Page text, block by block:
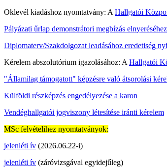
Oklevél kiadáshoz nyomtatvány: A Hallgatói
Pályázati űrlap demonstrátori megbízás elnyeréséhez
Diplomaterv/Szakdolgozat leadásához eredetiség
Kérelem abszolutórium igazolásához: A Hallgatói
"Államilag támogatott" képzésre való átsorolási
Külföldi részképzés engedélyezése a karon
Vendéghallgatói jogviszony létesítése iránti kérelem
MSc felvételihez nyomtatványok:
jelenléti ív (2026.06.22-i)
jelenléti ív (záróvizsgával egyidejűleg)